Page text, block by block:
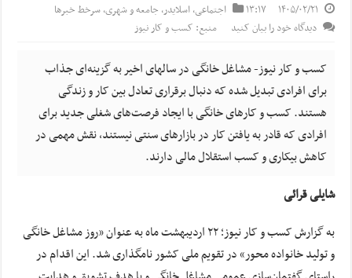
۱۴۰۵/۰۲/۲۱ ۱۳:۱۷ اجتماعی,اسلایدر, جامعه و شهری,سرخط خبرها
دیدگاه خود را بیان کنید
منبع: کسب و کار نیوز
کسب و کار نیوز- مشاغل خانگی در سالهای اخیر به گزینه‌ای جذاب
برای افرادی تبدیل شده که دنبال برقراری تعادل بین کار و زندگی
هستند. کسب و کارهای خانگی با ایجاد فرصت‌های شغلی جدید برای
افرادی که قادر به یافتن کار در بازارهای سنتی نیستند، نقش مهمی در
کاهش بیکاری و کسب استقلال مالی دارند.
شایلی قرائی
به گزارش کسب و کار نیوز؛ ۲۲ اردیبهشت ماه به عنوان «روز مشاغل خانگی
و تولید خانواده محور» در تقویم ملی کشور نامگذاری شد. این اقدام در